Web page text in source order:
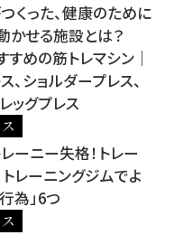
くった、健康のために
かせる施設とは？
めの筋トレマシン｜
、ショルダープレス、
ッグプレス
ーニー失格！トレー
レーニングジムでよ
為」6つ